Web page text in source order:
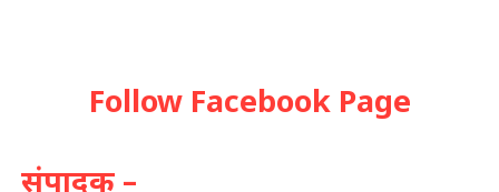
Follow Facebook Page
संपादक –